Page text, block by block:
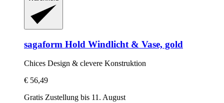
sagaform Hold Windlicht & Vase, gold
Chices Design & clevere Konstruktion
€ 56,49
Gratis Zustellung bis 11. August